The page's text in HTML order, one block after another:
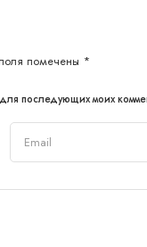
помечены *
последующих моих